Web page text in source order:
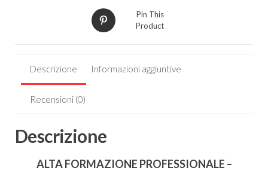
Pin This
Product
Descrizione Informazioni aggiuntive
Recensioni (0)
Descrizione
ALTA FORMAZIONE PROFESSIONALE –